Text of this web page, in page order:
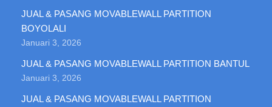
JUAL & PASANG MOVABLEWALL PARTITION
BOYOLALI
Januari 3, 2026
JUAL & PASANG MOVABLEWALL PARTITION BANTUL
Januari 3, 2026
JUAL & PASANG MOVABLEWALL PARTITION